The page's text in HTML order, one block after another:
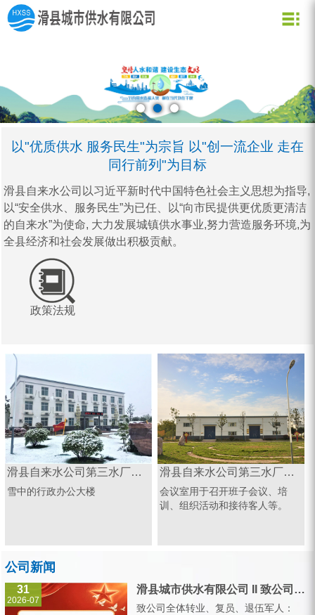
企业理念
创新理念
营业网点
水质信息
以"优质供水 服务民生"为宗旨 以"创一流企业 走在
同行前列"为目标
滑县自来水公司以习近平新时代中国特色社会主义思想为指导,
以“安全供水、服务民生”为已任、以“向市民提供更优质更清洁
的自来水”为使命, 大力发展城镇供水事业,努力营造服务环境,为
全县经济和社会发展做出积极贡献。
政策法规
滑县自来水公司第三水厂办公楼
雪中的行政办公大楼
滑县自来水公司第三水厂会议室
会议室用于召开班子会议、培
训、组织活动和接待客人等。
公司新闻
31
2026-07
滑县城市供水有限公司 II 致公司全体转业、复员、退伍军人的一封信
致公司全体转业、复员、退伍军人：